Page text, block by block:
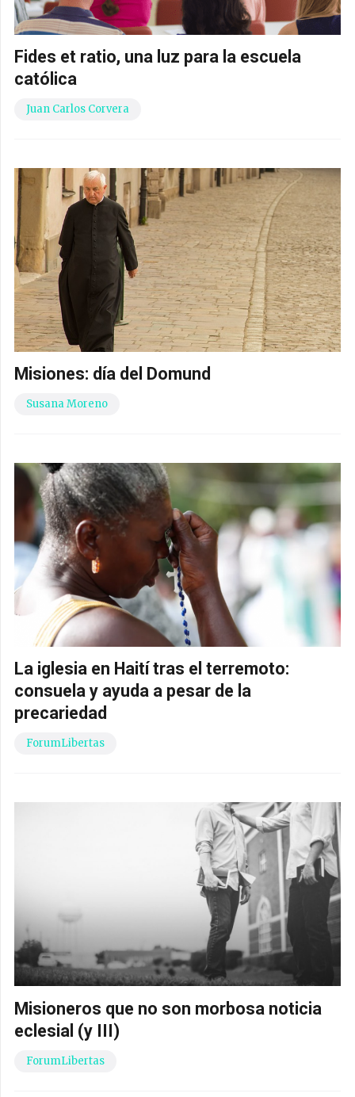
Fides et ratio, una luz para la escuela
católica
Juan Carlos Corvera
Misiones: día del Domund
Susana Moreno
La iglesia en Haití tras el terremoto:
consuela y ayuda a pesar de la
precariedad
ForumLibertas
Misioneros que no son morbosa noticia
eclesial (y III)
ForumLibertas